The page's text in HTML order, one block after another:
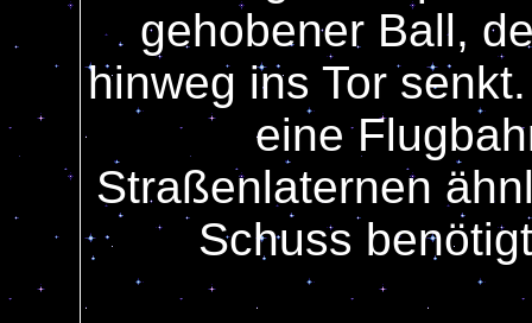
gehobener Ball,
hinweg ins Tor
eine
Straßenlaternen
Schuss